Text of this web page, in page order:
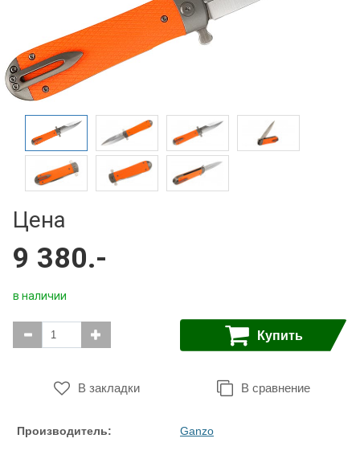
Цена
9 380.-
в наличии
Купить
В закладки В сравнение
Производитель: Ganzo